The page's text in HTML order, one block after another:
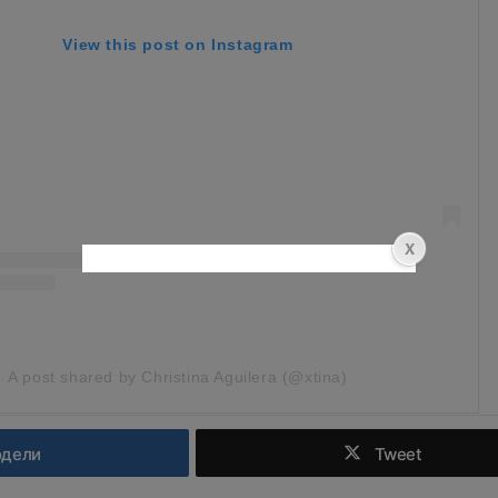
View this post on Instagram
A post shared by Christina Aguilera (@xtina)
Tweet